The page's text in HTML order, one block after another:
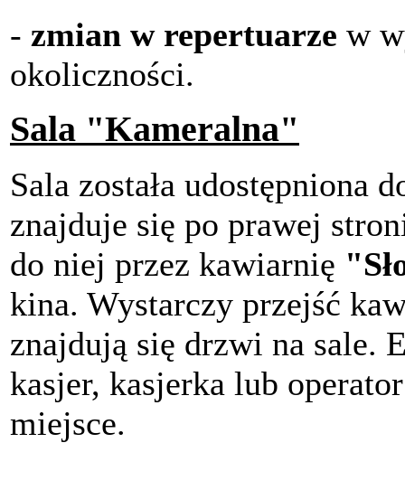
- zmian w repertuarze w
okoliczności.
Sala "Kameralna"
Sala została udostępniona
znajduje się po prawej
do niej przez kawiarnię
kina. Wystarczy przejść
znajdują się drzwi na sale.
kasjer, kasjerka lub
miejsce.